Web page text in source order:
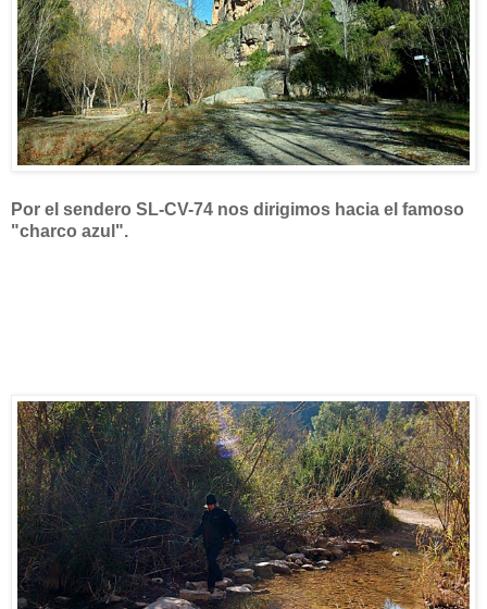
Por el sendero SL-CV-74 nos dirigimos hacia el famoso
"charco azul".